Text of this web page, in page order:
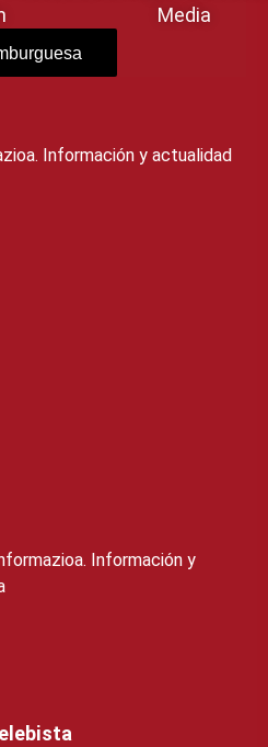
Media
Información y actualidad
Información y